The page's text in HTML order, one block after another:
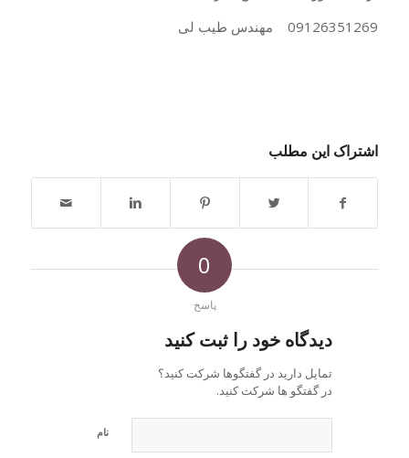
09126351269 مهندس طیب لی
اشتراک این مطلب
0
پاسخ
دیدگاه خود را ثبت کنید
تمایل دارید در گفتگوها شرکت کنید؟
در گفتگو ها شرکت کنید.
نام